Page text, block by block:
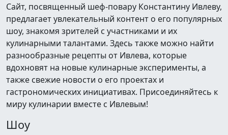
Сайт, посвященный шеф-повару Константину Ивлеву,
предлагает увлекательный контент о его популярных
шоу, знакомя зрителей с участниками и их
кулинарными талантами. Здесь также можно найти
разнообразные рецепты от Ивлева, которые
вдохновят на новые кулинарные эксперименты, а
также свежие новости о его проектах и
гастрономических инициативах. Присоединяйтесь к
миру кулинарии вместе с Ивлевым!
Шоу